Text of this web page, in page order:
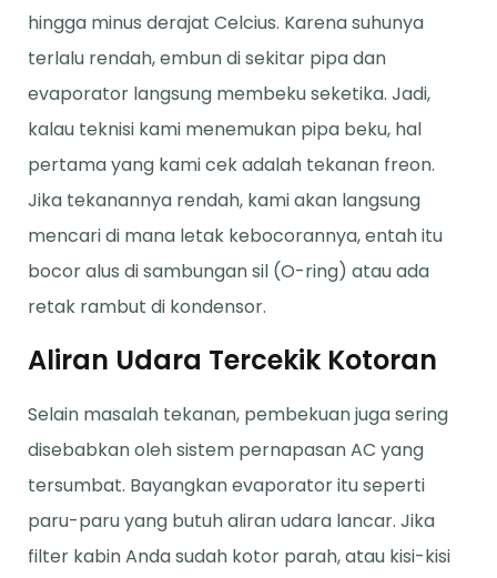
hingga minus derajat Celcius. Karena suhunya
terlalu rendah, embun di sekitar pipa dan
evaporator langsung membeku seketika. Jadi,
kalau teknisi kami menemukan pipa beku, hal
pertama yang kami cek adalah tekanan freon.
Jika tekanannya rendah, kami akan langsung
mencari di mana letak kebocorannya, entah itu
bocor alus di sambungan sil (O-ring) atau ada
retak rambut di kondensor.
Aliran Udara Tercekik Kotoran
Selain masalah tekanan, pembekuan juga sering
disebabkan oleh sistem pernapasan AC yang
tersumbat. Bayangkan evaporator itu seperti
paru-paru yang butuh aliran udara lancar. Jika
filter kabin Anda sudah kotor parah, atau kisi-kisi